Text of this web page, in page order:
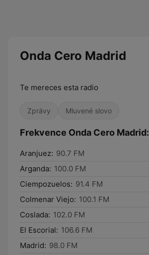
Onda Cero Madrid
Te mereces esta radio
Zprávy Mluvené slovo
Frekvence Onda Cero Madrid:
Aranjuez: 90.7 FM
Arganda: 100.0 FM
Ciempozuelos: 91.4 FM
Colmenar Viejo: 100.1 FM
Coslada: 102.0 FM
El Escorial: 106.6 FM
Madrid: 98.0 FM